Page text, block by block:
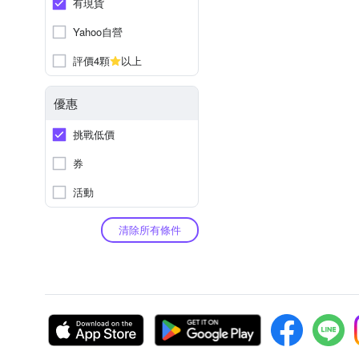
Yahoo自營
評價4顆
以上
優惠
挑戰低價
券
活動
清除所有條件